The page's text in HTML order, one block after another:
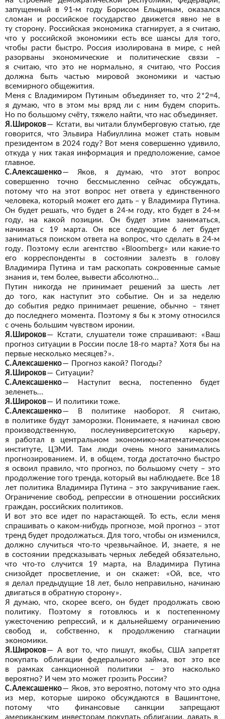
запущенный в 91-м году Борисом Ельциным, оказался
сломан и
российское государство движется явно не
в
ту сторону. Российская экономика стагнирует, а я считаю,
что у российской экономики есть все шансы для того,
чтобы расти быстро. Россия изолирована в мире, с ней
разорваны экономические и
политические связи –
я считаю, что это не нормально, я считаю, что Россия
должна быть частью мировой экономики и
частью
всемирного общежития.
Меня с Владимиром Путиным объединяет то, что 2*2=4,
я думаю, что в этом мы вряд ли с ним будем спорить.
Но по большому счёту, тяжело найти, что нас объединяет.
Я.Широков― Кстати, вы читали блумберговую статью, где
говорится, что Эльвира Набиуллина может стать новым
президентом в 2024 году? Вот меня совершенно удивило,
откуда у них такая информация и предположение, самое
главное.
С.Алексашенко― Яков, я
думаю, что этот вопрос
совершенно точно бессмысленно сейчас обсуждать,
потому что на этот вопрос нет ответа у единственного
человека, который может его дать – у Владимира Путина.
Он будет решать, что будет в 24-м году, кто будет в 24-м
году, на
какой позиции. Он
будет этим заниматься,
начиная с
19 марта. Он
все следующие 6 лет будет
заниматься поиском ответа на вопрос, что сделать в 24-м
году. Поэтому если агентство « Bloomberg» или какие-то
его корреспонденты в
состоянии залезть в
голову
Владимира Путина и там раскопать сокровенные самые
знания и, тем более, вывести абсолютно…
Путин никогда не
принимает решений за
шесть лет
до
того, как наступит это событие. Он и за
неделю
до события редко принимает решение, обычно – тянет
до последнего момента. Поэтому я бы к этому относился
с очень большим чувством иронии.
Я.Широков―
Кстати, слушатели тоже спрашивают: «Ваш
прогноз ситуации в России после 18-го марта? Хотя бы на
первые несколько месяцев?».
С.Алексашенко― Прогноз какой? Погоды?
Я.Широков― Ситуации?
С.Алексашенко―
Наступит весна, постепенно будет
зеленеть…
Я.Широков― И политики тоже.
С.Алексашенко― В политике наоборот. Я
считаю,
в политике будут заморозки. Понимаете, я начинал свою
производственную, послеуниверситетскую карьеру,
я
работал в
центральном экономико-математическом
институте, ЦЭМИ. Там люди очень много занимались
прогнозированием. И, в общем, тогда достаточно быстро
я освоил правило, что прогноз, по большому счету – это
продолжение того тренда, который вы наблюдаете. Все 18
лет политика Владимира Путина – это закручивание гаек.
Ограничение свобод, репрессии в отношении российских
граждан, российских политиков.
И вот это все идет по нарастающей. То есть, если меня
спрашивать о каком-нибудь прогнозе, мой прогноз – этот
тренд будет продолжаться. Для того, чтобы он изменился,
должно случиться что-то чрезвычайное. И, знаете, я не
в состоянии предсказывать черных лебедей обязательно,
что что-то случится 19 марта, на
Владимира Путина
снизойдет просветление, и
он скажет: «Ой, все, что
я делал предыдущие 18 лет, было неправильно, начинаю
двигаться в обратную сторону».
Я думаю, что, скорее всего, он будет продолжать свою
политику. Поэтому я
готовлюсь и
к постепенному
ужесточению репрессий, и к дальнейшему ограничению
свобод и, собственно, к
продолжению стагнации
экономики.
Я.Широков― А вот то, что пишут, якобы, США запретят
покупать облигации федерального займа, вот
это все
в
рамках санкционной политики – это насколько
вероятно? И чем это может грозить России?
С.Алексашенко― Яков, это вероятно, потому что это одна
из
мер, которые широко обсуждаются в
Вашингтоне,
потому что финансовые санкции запрещают
американским инвесторам покупать облигации, давать в